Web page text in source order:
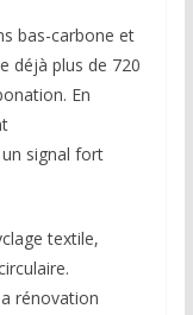
bas-carbone et
déjà plus de 720
En
un signal fort
textile,
rénovation